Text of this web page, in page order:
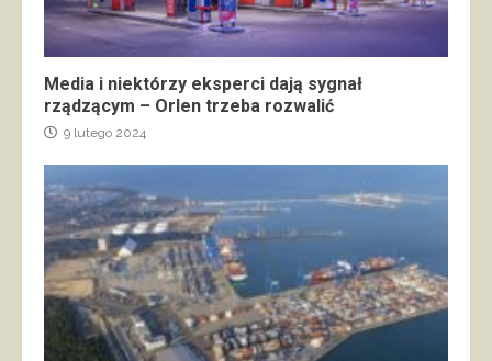
Media i niektórzy eksperci dają sygnał
rządzącym – Orlen trzeba rozwalić
9 lutego 2024